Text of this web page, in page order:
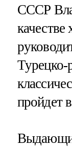
СССР
качестве
Турецко-
пройдет